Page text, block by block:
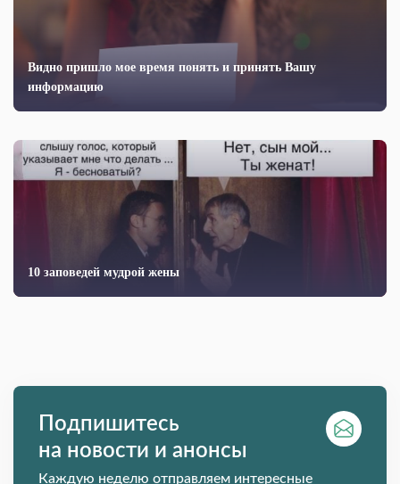
Видно пришло мое время понять и принять Вашу
информацию
10 заповедей мудрой жены
Подпишитесь
на новости и анонсы
Каждую неделю отправляем интересные